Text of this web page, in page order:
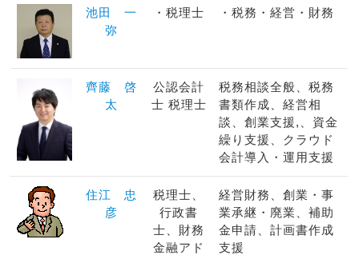
池田 一
弥
・税理士 ・税務・経営・財務
齊藤 啓
太
公認会計
士 税理士
税務相談全般、税務
書類作成、経営相
談、創業支援,、資金
繰り支援、クラウド
会計導入・運用支援
住江 忠
彦
税理士、
行政書
士、財務
金融アド
経営財務、創業・事
業承継・廃業、補助
金申請、計画書作成
支援